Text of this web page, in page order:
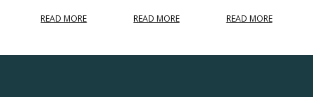
READ MORE READ MORE READ MORE